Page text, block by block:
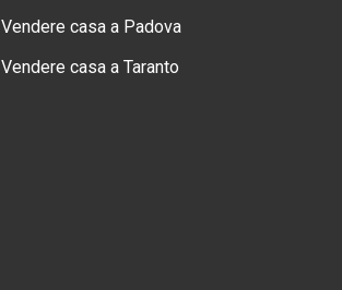
Vendere casa a Padova
Vendere casa a Taranto